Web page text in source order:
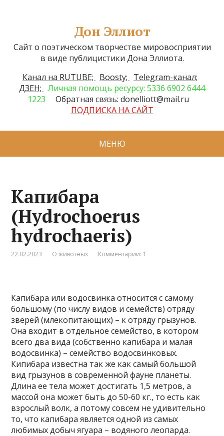
Дон Эллиот
Сайт о поэтическом творчестве мировосприятии
в виде публицистики Дона Эллиота.
Канал на RUTUBE;
Boosty;
Telegram-канал;
ДЗЕН; Личная помощь ресурсу: 5336 6902 6444
1223
Обратная связь: donelliott@mail.ru
ПОДПИСКА НА САЙТ
МЕНЮ
Капибара
(Hydrochoerus
hydrochaeris)
22.02.2023 О животных Комментарии: 1
Капибара или водосвинка относится с самому
большому (по числу видов и семейств) отряду
зверей (млекопитающих) – к отряду грызунов.
Она входит в отдельное семейство, в котором
всего два вида (собственно капибара и малая
водосвинка) – семейство водосвинковых.
Кипибара известна так же как самый большой
вид грызунов в современной фауне планеты.
Длина ее тела может достигать 1,5 метров, а
массой она может быть до 50-60 кг., то есть как
взрослый волк, а потому совсем не удивительно
то, что капибара является одной из самых
любимых добыч ягуара – водяного леопарда.